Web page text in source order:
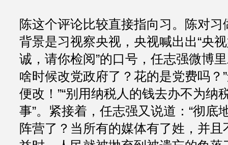
陈这个评论比较直接指向习。陈对习
背景是习视察央视，央视喊出出“央
诚，请你检阅”的口号，任志强微博
啥时候改党政府了？花的是党费吗？
便改！”“别用纳税人的钱去办不为纳
事”。紧接着，任志强又说道：“彻底
阵营了？当所有的媒体有了姓，并且